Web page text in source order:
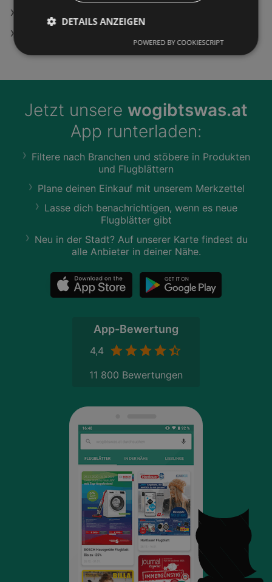
Jetzt unsere wogibtswas.at
App runterladen:
Filtere nach Branchen und stöbere in Produkten
und Flugblättern
Plane deinen Einkauf mit unserem Merkzettel
Lasse dich benachrichtigen, wenn es neue
Flugblätter gibt
Neu in der Stadt? Auf unserer Karte findest du
alle Anbieter in deiner Nähe.
App-Bewertung
4,4
11 800 Bewertungen
DETAILS ANZEIGEN
POWERED BY COOKIESCRIPT